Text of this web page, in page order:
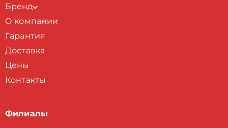
Бренд
О компании
Гарантия
Доставка
Цены
Контакты
Филиалы